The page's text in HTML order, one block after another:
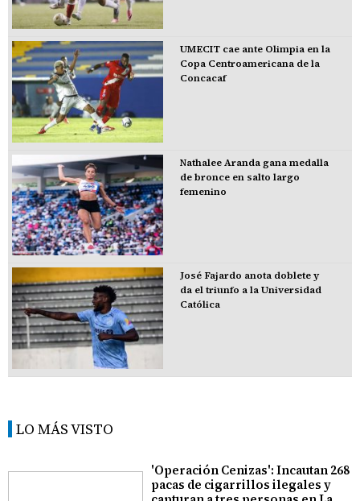
UMECIT cae ante Olimpia en la
Copa Centroamericana de la
Concacaf
Nathalee Aranda gana medalla
de bronce en salto largo
femenino
José Fajardo anota doblete y
da el triunfo a la Universidad
Católica
LO MÁS VISTO
'Operación Cenizas': Incautan 268
pacas de cigarrillos ilegales y